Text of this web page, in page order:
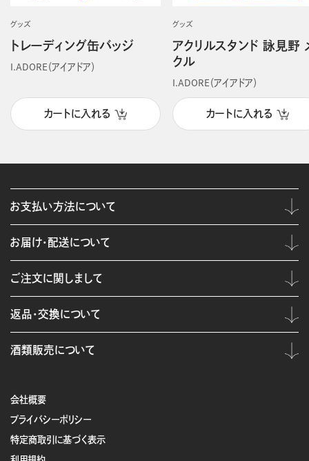
グッズ
トレーディング缶バッジ
I.ADORE（アイアドア）
カートに入れる
グッズ
アクリルスタンド 詠見野
クル
I.ADORE（アイアドア）
カートに入れる
会社概要
プライバシーポリシー
特定商取引に基づく表示
お支払い方法について
お届け・配送について
ご注文に関しまして
返品・交換について
酒類販売について